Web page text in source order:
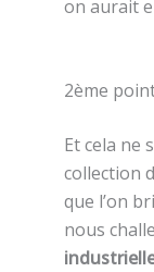
on aurait
2ème
Et cela ne
collection
que l’on
nous